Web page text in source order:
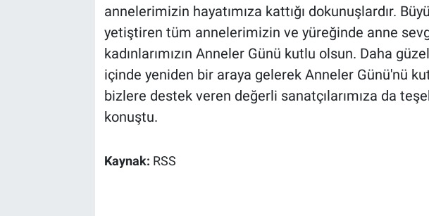
annelerimizin hayatımıza kattığı dokunuşlardır.
yetiştiren tüm annelerimizin ve yüreğinde anne
kadınlarımızın Anneler Günü kutlu olsun. Daha
içinde yeniden bir araya gelerek Anneler Günü'nü
bizlere destek veren değerli sanatçılarımıza da
konuştu.
Kaynak: RSS